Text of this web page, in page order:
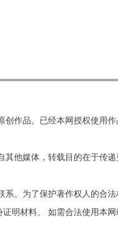
作品。已经本网授权使用
他媒体，转载目的在于传
。为了保护著作权人的合
明材料。 如需合法使用本